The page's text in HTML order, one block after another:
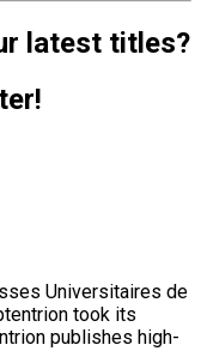
latest titles?
Universitaires de
took its
publishes high-